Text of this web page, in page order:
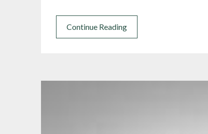
Continue Reading